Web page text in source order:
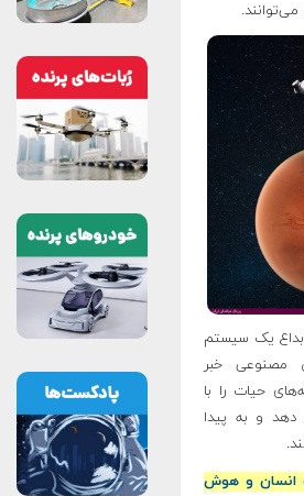
.
یک سیستم
مصنوعی خبر
حیات را با
و به پیدا
انسان و هوش